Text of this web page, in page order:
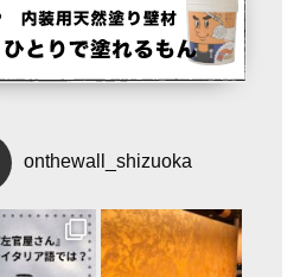
onthewall_shizuoka